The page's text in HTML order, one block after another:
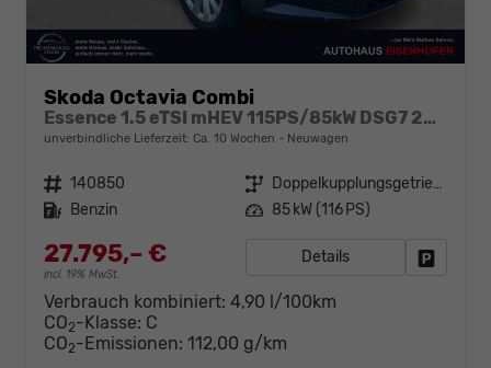
Skoda Octavia Combi
Essence 1.5 eTSI mHEV 115PS/85kW DSG7 2026
unverbindliche Lieferzeit: Ca. 10 Wochen Neuwagen
Fahrzeugnr. 140850 Getriebe
Doppelkupplungsgetriebe (DSG)
Kraftstoff Benzin Leistung 85 kW (116 PS)
27.795,– €
incl. 19% MwSt.
Details
Verbrauch kombiniert: 4,90 l/100km
CO2-Klasse: C
CO2-Emissionen: 112,00 g/km